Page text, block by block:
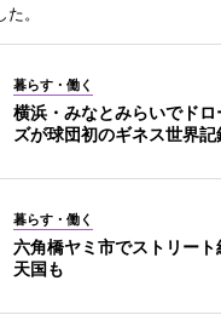
。
暮らす・働く
横浜・みなとみらいでド
ズが球団初のギネス世界記
暮らす・働く
六角橋ヤミ市でストリー
天国も